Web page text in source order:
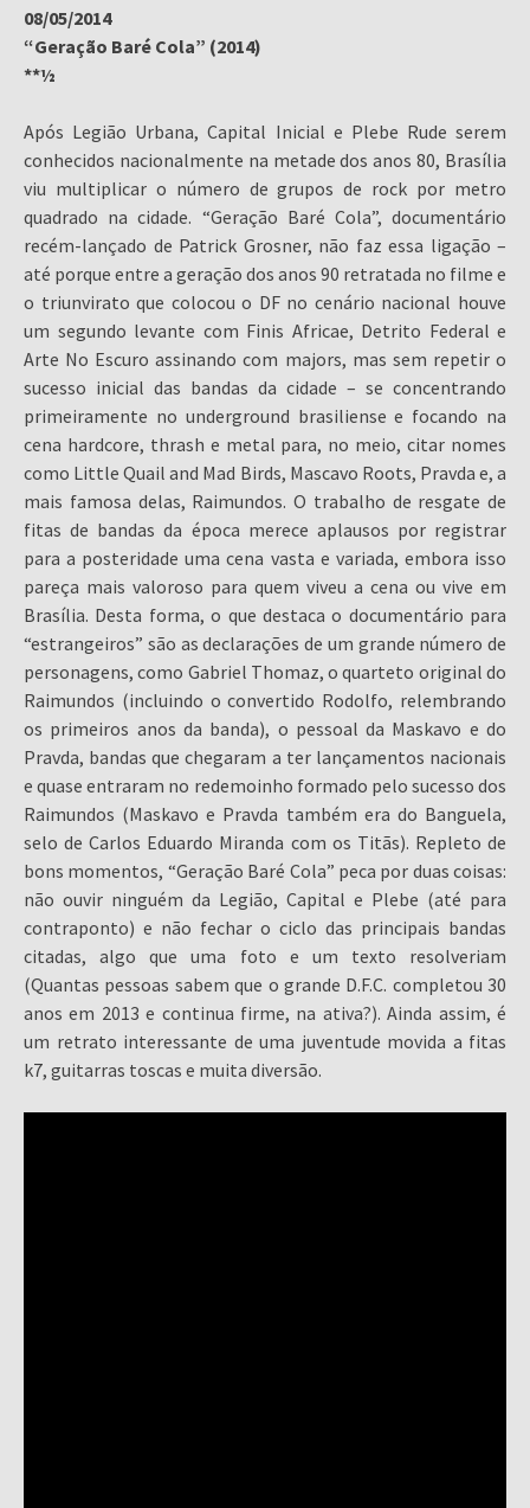
08/05/2014
“Geração Baré Cola” (2014)
**½
Após Legião Urbana, Capital Inicial e Plebe Rude serem
conhecidos nacionalmente na metade dos anos 80, Brasília
viu multiplicar o número de grupos de rock por metro
quadrado na cidade. “Geração Baré Cola”, documentário
recém-lançado de Patrick Grosner, não faz essa ligação –
até porque entre a geração dos anos 90 retratada no filme e
o triunvirato que colocou o DF no cenário nacional houve
um segundo levante com Finis Africae, Detrito Federal e
Arte No Escuro assinando com majors, mas sem repetir o
sucesso inicial das bandas da cidade – se concentrando
primeiramente no underground brasiliense e focando na
cena hardcore, thrash e metal para, no meio, citar nomes
como Little Quail and Mad Birds, Mascavo Roots, Pravda e, a
mais famosa delas, Raimundos. O trabalho de resgate de
fitas de bandas da época merece aplausos por registrar
para a posteridade uma cena vasta e variada, embora isso
pareça mais valoroso para quem viveu a cena ou vive em
Brasília. Desta forma, o que destaca o documentário para
“estrangeiros” são as declarações de um grande número de
personagens, como Gabriel Thomaz, o quarteto original do
Raimundos (incluindo o convertido Rodolfo, relembrando
os primeiros anos da banda), o pessoal da Maskavo e do
Pravda, bandas que chegaram a ter lançamentos nacionais
e quase entraram no redemoinho formado pelo sucesso dos
Raimundos (Maskavo e Pravda também era do Banguela,
selo de Carlos Eduardo Miranda com os Titãs). Repleto de
bons momentos, “Geração Baré Cola” peca por duas coisas:
não ouvir ninguém da Legião, Capital e Plebe (até para
contraponto) e não fechar o ciclo das principais bandas
citadas, algo que uma foto e um texto resolveriam
(Quantas pessoas sabem que o grande D.F.C. completou 30
anos em 2013 e continua firme, na ativa?). Ainda assim, é
um retrato interessante de uma juventude movida a fitas
k7, guitarras toscas e muita diversão.